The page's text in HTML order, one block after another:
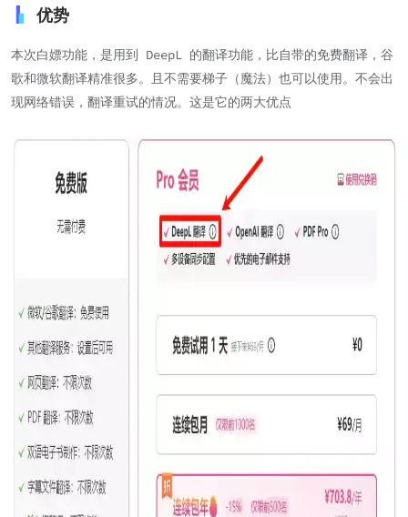
优势
本次白嫖功能，是用到 DeepL 的翻译功能，比自带的免费翻译，谷
歌和微软翻译精准很多。且不需要梯子（魔法）也可以使用。不会出
现网络错误，翻译重试的情况。这是它的两大优点